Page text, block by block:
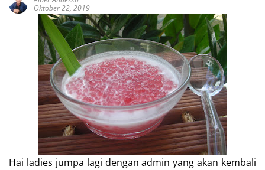
Oktober 22, 2019
Hai ladies jumpa lagi dengan admin yang akan kembali